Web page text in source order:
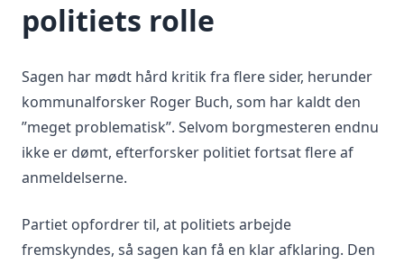
politiets rolle
Sagen har mødt hård kritik fra flere sider, herunder
kommunalforsker Roger Buch, som har kaldt den
”meget problematisk”. Selvom borgmesteren endnu
ikke er dømt, efterforsker politiet fortsat flere af
anmeldelserne.
Partiet opfordrer til, at politiets arbejde
fremskyndes, så sagen kan få en klar afklaring. Den